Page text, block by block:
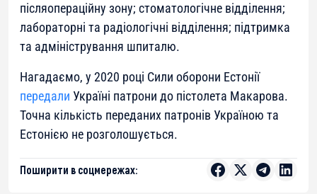
післяопераційну зону; стоматологічне відділення;
лабораторні та радіологічні відділення; підтримка
та адміністрування шпиталю.
Нагадаємо, у 2020 році Сили оборони Естонії
передали Україні патрони до пістолета Макарова.
Точна кількість переданих патронів Україною та
Естонією не розголошується.
Поширити в соцмережах: